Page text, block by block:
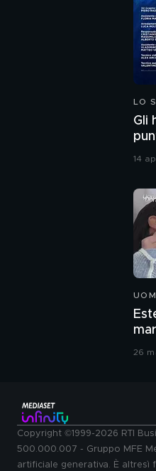
LO
Gli
14
26
Copyright ©1999-2026 RTI
500.000.007 - Gruppo MFE
artificiale generativa. È